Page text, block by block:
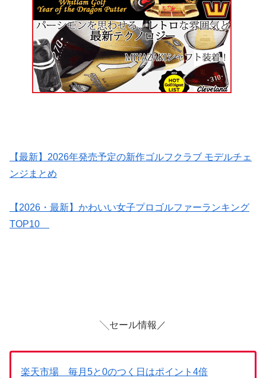
【最新】2026年発売予定の新作ゴルフクラブ モデルチェ
ンジまとめ
【2026・最新】かわいい女子プロゴルファーランキング
TOP10
╲セール情報／
楽天市場 毎月5と0のつく日はポイント4倍